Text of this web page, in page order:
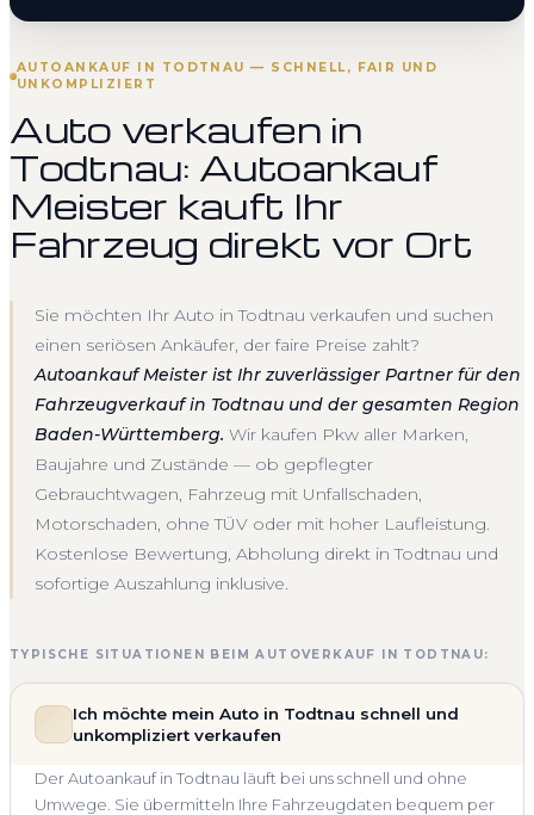
AUTOANKAUF IN TODTNAU — SCHNELL, FAIR UND
UNKOMPLIZIERT
Auto verkaufen in
Todtnau: Autoankauf
Meister kauft Ihr
Fahrzeug direkt vor Ort
Sie möchten Ihr Auto in Todtnau verkaufen und suchen
einen seriösen Ankäufer, der faire Preise zahlt?
Autoankauf Meister ist Ihr zuverlässiger Partner für den
Fahrzeugverkauf in Todtnau und der gesamten Region
Baden-Württemberg. Wir kaufen Pkw aller Marken,
Baujahre und Zustände — ob gepflegter
Gebrauchtwagen, Fahrzeug mit Unfallschaden,
Motorschaden, ohne TÜV oder mit hoher Laufleistung.
Kostenlose Bewertung, Abholung direkt in Todtnau und
sofortige Auszahlung inklusive.
TYPISCHE SITUATIONEN BEIM AUTOVERKAUF IN TODTNAU:
Ich möchte mein Auto in Todtnau schnell und
unkompliziert verkaufen
Der Autoankauf in Todtnau läuft bei uns schnell und ohne
Umwege. Sie übermitteln Ihre Fahrzeugdaten bequem per